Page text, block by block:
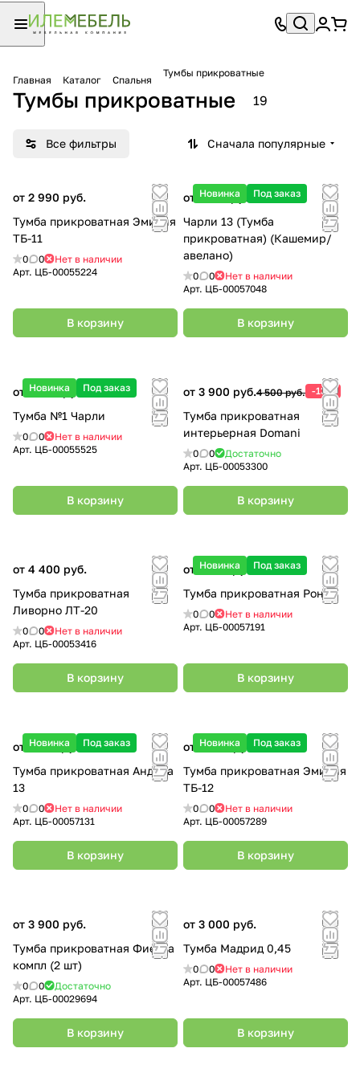
Главная Каталог Спальня
Тумбы прикроватные
Тумбы прикроватные 19
Все фильтры Сначала популярные
от 2 990 руб.
Тумба прикроватная Эмилия
ТБ-11
0 0
Нет в наличии
Арт. ЦБ-00055224
В корзину
Новинка Под заказ
от 4 170 руб.
Чарли 13 (Тумба
прикроватная) (Кашемир/
авелано)
0 0
Нет в наличии
Арт. ЦБ-00057048
В корзину
Новинка Под заказ
от 6 450 руб.
Тумба №1 Чарли
0 0
Нет в наличии
Арт. ЦБ-00055525
В корзину
от 3 900 руб.4 500 руб. -13%
Тумба прикроватная
интерьерная Domani
0 0
Достаточно
Арт. ЦБ-00053300
В корзину
от 4 400 руб.
Тумба прикроватная
Ливорно ЛТ-20
0 0
Нет в наличии
Арт. ЦБ-00053416
В корзину
Новинка Под заказ
от 2 200 руб.
Тумба прикроватная Ронда
0 0
Нет в наличии
Арт. ЦБ-00057191
В корзину
Новинка Под заказ
от 7 300 руб.
Тумба прикроватная Андрэа
13
0 0
Нет в наличии
Арт. ЦБ-00057131
В корзину
Новинка Под заказ
от 3 600 руб.
Тумба прикроватная Эмилия
ТБ-12
0 0
Нет в наличии
Арт. ЦБ-00057289
В корзину
от 3 900 руб.
Тумба прикроватная Фиеста
компл (2 шт)
0 0
Достаточно
Арт. ЦБ-00029694
В корзину
от 3 000 руб.
Тумба Мадрид 0,45
0 0
Нет в наличии
Арт. ЦБ-00057486
В корзину